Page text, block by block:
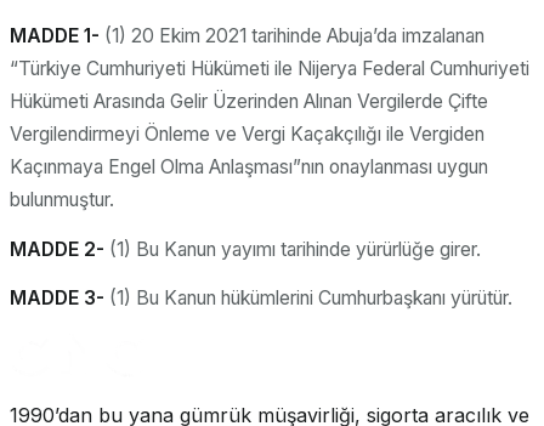
MADDE 1- (1) 20 Ekim 2021 tarihinde Abuja’da imzalanan
“Türkiye Cumhuriyeti Hükümeti ile Nijerya Federal Cumhuriyeti
Hükümeti Arasında Gelir Üzerinden Alınan Vergilerde Çifte
Vergilendirmeyi Önleme ve Vergi Kaçakçılığı ile Vergiden
Kaçınmaya Engel Olma Anlaşması”nın onaylanması uygun
bulunmuştur.
MADDE 2- (1) Bu Kanun yayımı tarihinde yürürlüğe girer.
MADDE 3- (1) Bu Kanun hükümlerini Cumhurbaşkanı yürütür.
1990’dan bu yana gümrük müşavirliği, sigorta aracılık ve